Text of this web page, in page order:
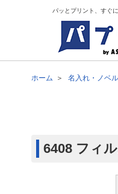
パッとプリント、すぐ
ホーム 名入れ・ノベ
6408 フィ